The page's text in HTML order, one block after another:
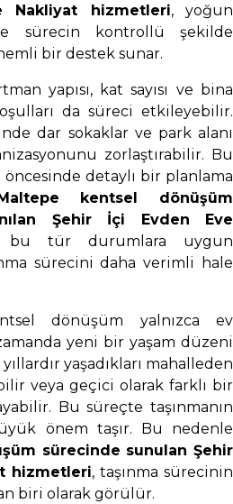
Nakliyat hizmetleri, yoğun
sürecin kontrollü şekilde
bir destek sunar.
yapısı, kat sayısı ve bina
da süreci etkileyebilir.
dar sokaklar ve park alanı
zorlaştırabilir. Bu
detaylı bir planlama
kentsel dönüşüm
Şehir İçi Evden Eve
bu tür durumlara uygun
sürecini daha verimli hale
dönüşüm yalnızca ev
yeni bir yaşam düzeni
yaşadıkları mahalleden
veya geçici olarak farklı bir
Bu süreçte taşınmanın
önem taşır. Bu nedenle
sürecinde sunulan Şehir
hizmetleri, taşınma sürecinin
biri olarak görülür.